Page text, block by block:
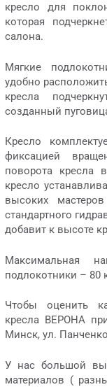
кресло для
которая
салона.
Мягкие
удобно
кресла
созданный
Кресло
фиксацией
поворота кресла
кресло
высоких
стандартного
добавит к высоте
Максимальная
подлокотники – 80
Чтобы оценить
кресла ВЕРОНА
Минск, ул.
У нас большой
материалов (